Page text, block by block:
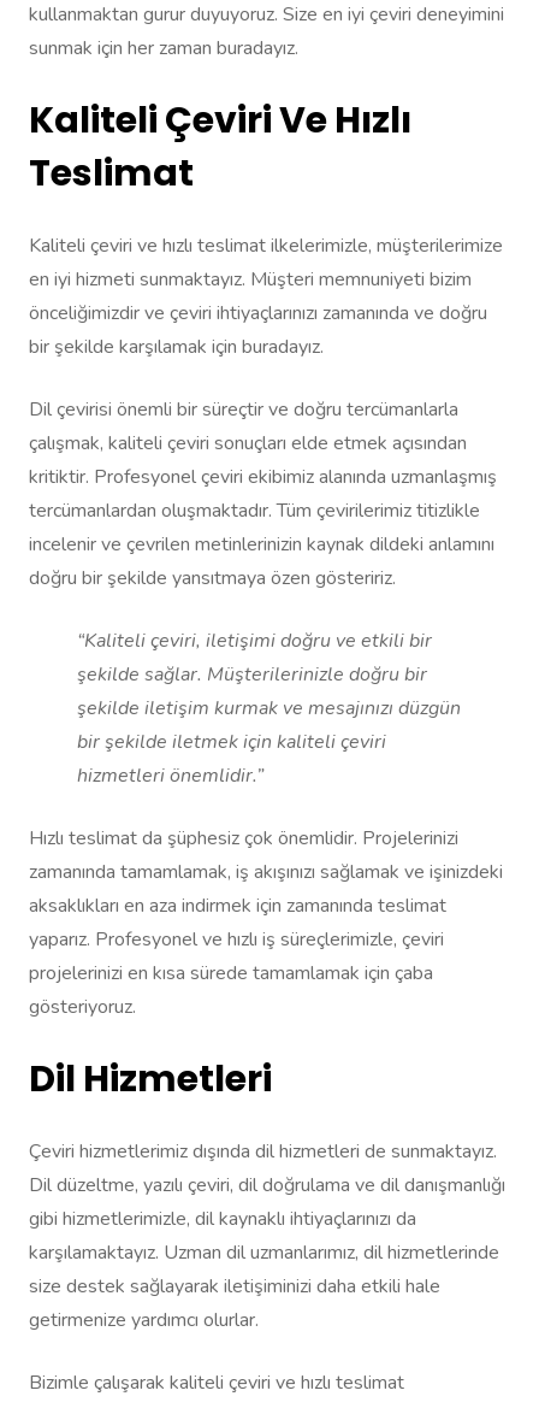
kullanmaktan gurur duyuyoruz. Size en iyi çeviri deneyimini
sunmak için her zaman buradayız.
Kaliteli Çeviri Ve Hızlı
Teslimat
Kaliteli çeviri ve hızlı teslimat ilkelerimizle, müşterilerimize
en iyi hizmeti sunmaktayız. Müşteri memnuniyeti bizim
önceliğimizdir ve çeviri ihtiyaçlarınızı zamanında ve doğru
bir şekilde karşılamak için buradayız.
Dil çevirisi önemli bir süreçtir ve doğru tercümanlarla
çalışmak, kaliteli çeviri sonuçları elde etmek açısından
kritiktir. Profesyonel çeviri ekibimiz alanında uzmanlaşmış
tercümanlardan oluşmaktadır. Tüm çevirilerimiz titizlikle
incelenir ve çevrilen metinlerinizin kaynak dildeki anlamını
doğru bir şekilde yansıtmaya özen gösteririz.
“Kaliteli çeviri, iletişimi doğru ve etkili bir
şekilde sağlar. Müşterilerinizle doğru bir
şekilde iletişim kurmak ve mesajınızı düzgün
bir şekilde iletmek için kaliteli çeviri
hizmetleri önemlidir.”
Hızlı teslimat da şüphesiz çok önemlidir. Projelerinizi
zamanında tamamlamak, iş akışınızı sağlamak ve işinizdeki
aksaklıkları en aza indirmek için zamanında teslimat
yaparız. Profesyonel ve hızlı iş süreçlerimizle, çeviri
projelerinizi en kısa sürede tamamlamak için çaba
gösteriyoruz.
Dil Hizmetleri
Çeviri hizmetlerimiz dışında dil hizmetleri de sunmaktayız.
Dil düzeltme, yazılı çeviri, dil doğrulama ve dil danışmanlığı
gibi hizmetlerimizle, dil kaynaklı ihtiyaçlarınızı da
karşılamaktayız. Uzman dil uzmanlarımız, dil hizmetlerinde
size destek sağlayarak iletişiminizi daha etkili hale
getirmenize yardımcı olurlar.
Bizimle çalışarak kaliteli çeviri ve hızlı teslimat